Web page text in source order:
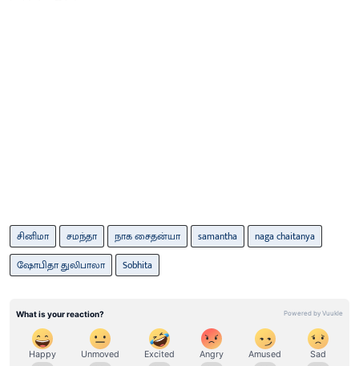
சினிமா சமந்தா நாக சைதன்யா samantha
naga chaitanya
ஷோபிதா துலிபாலா
Sobhita